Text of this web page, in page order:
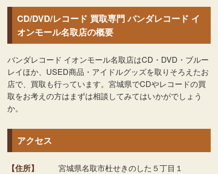
CD/DVD/レコード 買取専門 バンダレコード イ
オンモール名取店の概要
バンダレコード イオンモール名取店はCD・DVD・ブルー
レイほか、USED商品・アイドルグッズを取りそろえたお
店で、買取も行っています。宮城県でCDやレコードの買
取をお考えの方はまずは相談してみてはいかがでしょう
か。
アクセス
【住所】
宮城県名取市杜せきのした５丁目１